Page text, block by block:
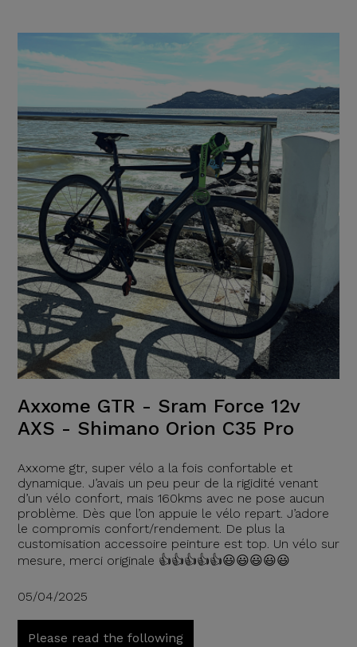
Axxome GTR - Sram Force 12v
AXS - Shimano Orion C35 Pro
Axxome gtr, super vélo a la fois confortable et
dynamique. J’avais un peu peur de la rigidité venant
d’un vélo confort, mais 160kms avec ne pose aucun
problème. Dès que l’on appuie le vélo repart. J’adore
le compromis confort/rendement. De plus la
customisation accessoire peinture est top. Un vélo sur
mesure, merci originale 👍👍👍👍👍😃😃😃😃😃
05/04/2025
Please read the following